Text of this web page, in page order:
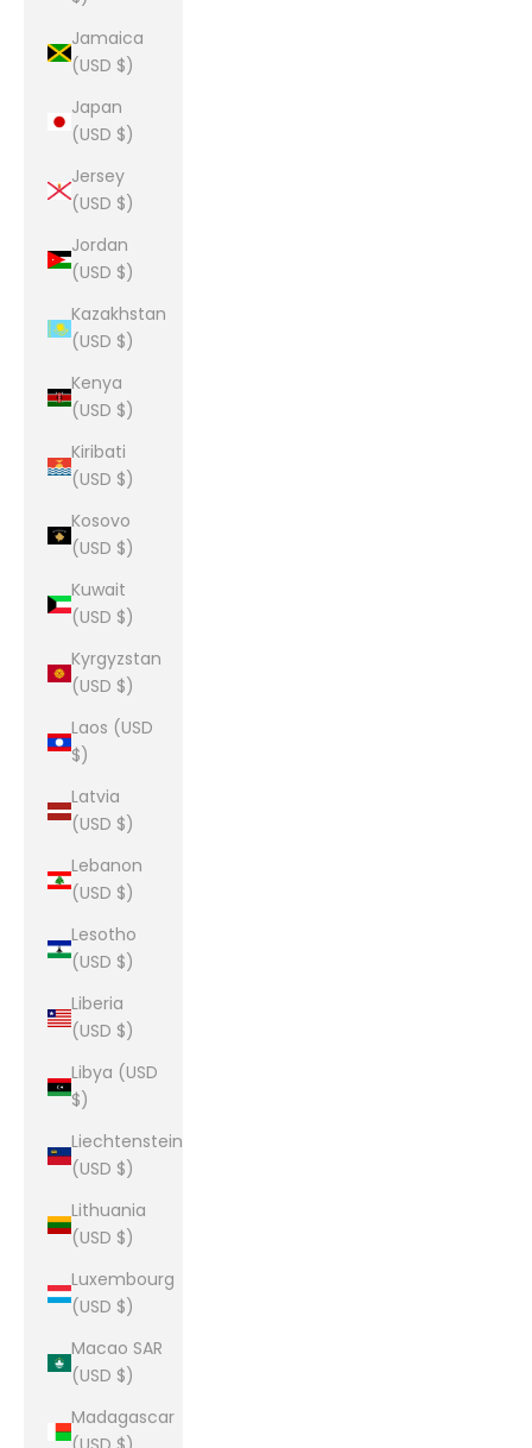
Jamaica
(USD $)
Japan
(USD $)
Jersey
(USD $)
Jordan
(USD $)
Kazakhstan
(USD $)
Kenya
(USD $)
Kiribati
(USD $)
Kosovo
(USD $)
Kuwait
(USD $)
Kyrgyzstan
(USD $)
Laos (USD
$)
Latvia
(USD $)
Lebanon
(USD $)
Lesotho
(USD $)
Liberia
(USD $)
Libya (USD
$)
Liechtenstein
(USD $)
Lithuania
(USD $)
Luxembourg
(USD $)
Macao SAR
(USD $)
Madagascar